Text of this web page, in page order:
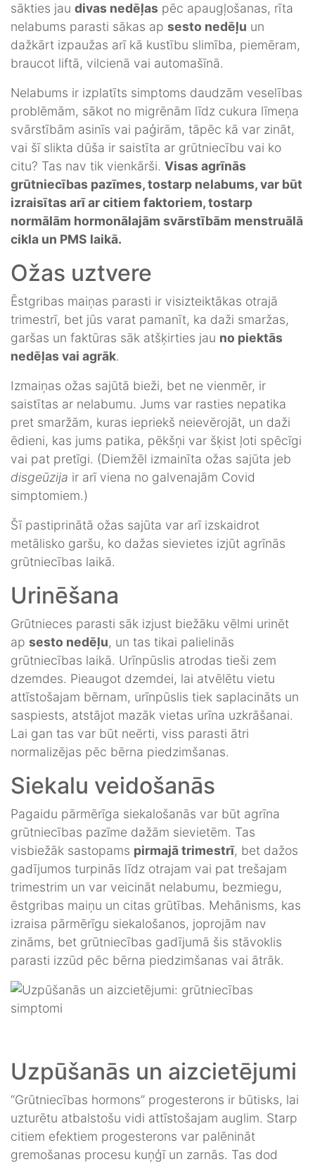
sākties jau divas nedēļas pēc apaugļošanas, rīta
nelabums parasti sākas ap sesto nedēļu un
dažkārt izpaužas arī kā kustību slimība, piemēram,
braucot liftā, vilcienā vai automašīnā.
Nelabums ir izplatīts simptoms daudzām veselības
problēmām, sākot no migrēnām līdz cukura līmeņa
svārstībām asinīs vai paģirām, tāpēc kā var zināt,
vai šī slikta dūša ir saistīta ar grūtniecību vai ko
citu? Tas nav tik vienkārši. Visas agrīnās
grūtniecības pazīmes, tostarp nelabums, var būt
izraisītas arī ar citiem faktoriem, tostarp
normālām hormonālajām svārstībām menstruālā
cikla un PMS laikā.
Ožas uztvere
Ēstgribas maiņas parasti ir visizteiktākas otrajā
trimestrī, bet jūs varat pamanīt, ka daži smaržas,
garšas un faktūras sāk atšķirties jau no piektās
nedēļas vai agrāk.
Izmaiņas ožas sajūtā bieži, bet ne vienmēr, ir
saistītas ar nelabumu. Jums var rasties nepatika
pret smaržām, kuras iepriekš neievērojāt, un daži
ēdieni, kas jums patika, pēkšņi var šķist ļoti spēcīgi
vai pat pretīgi. (Diemžēl izmainīta ožas sajūta jeb
disgeūzija ir arī viena no galvenajām Covid
simptomiem.)
Šī pastiprinātā ožas sajūta var arī izskaidrot
metālisko garšu, ko dažas sievietes izjūt agrīnās
grūtniecības laikā.
Urinēšana
Grūtnieces parasti sāk izjust biežāku vēlmi urinēt
ap sesto nedēļu, un tas tikai palielinās
grūtniecības laikā. Urīnpūslis atrodas tieši zem
dzemdes. Pieaugot dzemdei, lai atvēlētu vietu
attīstošajam bērnam, urīnpūslis tiek saplacināts un
saspiests, atstājot mazāk vietas urīna uzkrāšanai.
Lai gan tas var būt neērti, viss parasti ātri
normalizējas pēc bērna piedzimšanas.
Siekalu veidošanās
Pagaidu pārmērīga siekalošanās var būt agrīna
grūtniecības pazīme dažām sievietēm. Tas
visbiežāk sastopams pirmajā trimestrī, bet dažos
gadījumos turpinās līdz otrajam vai pat trešajam
trimestrim un var veicināt nelabumu, bezmiegu,
ēstgribas maiņu un citas grūtības. Mehānisms, kas
izraisa pārmērīgu siekalošanos, joprojām nav
zināms, bet grūtniecības gadījumā šis stāvoklis
parasti izzūd pēc bērna piedzimšanas vai ātrāk.
Uzpūšanās un aizcietējumi
“Grūtniecības hormons” progesterons ir būtisks, lai
uzturētu atbalstošu vidi attīstošajam auglim. Starp
citiem efektiem progesterons var palēnināt
gremošanas procesu kuņģī un zarnās. Tas dod